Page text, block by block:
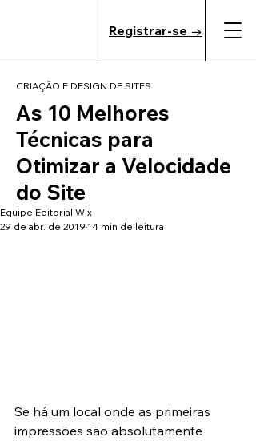
Registrar-se →
CRIAÇÃO E DESIGN DE SITES
As 10 Melhores
Técnicas para
Otimizar a Velocidade
do Site
Equipe Editorial Wix
29 de abr. de 2019 14 min de leitura
Se há um local onde as primeiras
impressões são absolutamente